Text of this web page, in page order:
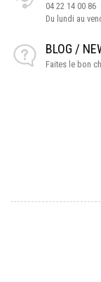
04 22 14 00 86
Du lundi au
BLOG /
Faites le bon